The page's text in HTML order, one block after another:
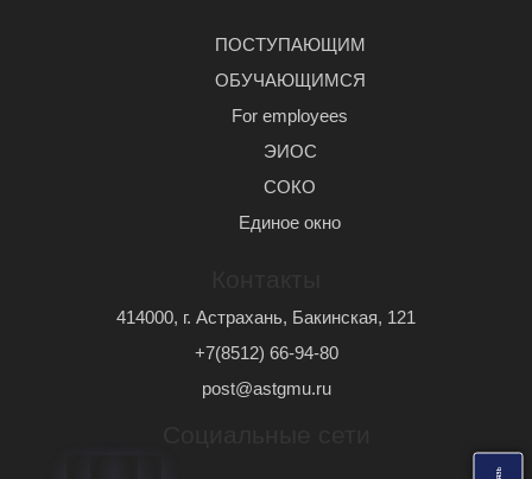
ПОСТУПАЮЩИМ
ОБУЧАЮЩИМСЯ
For employees
ЭИОС
СОКО
Единое окно
414000, г. Астрахань, Бакинская, 121
+7(8512) 66-94-80
post@astgmu.ru